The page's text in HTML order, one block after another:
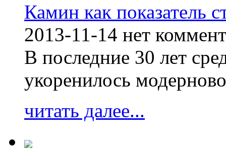
Камин как показатель
2013-11-14 нет
В последние 30 лет
укоренилось
читать далее...